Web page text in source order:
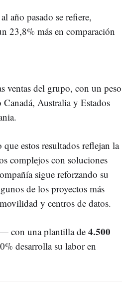
año pasado se refiere,
23,8% más en comparación
ventas del grupo, con un peso
Australia y Estados
que estos resultados reflejan la
complejos con soluciones
sigue reforzando su
de los proyectos más
y centros de datos.
con una plantilla de 4.500
desarrolla su labor en